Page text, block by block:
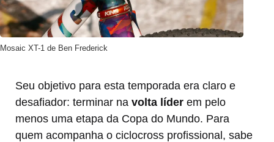
Mosaic XT-1 de Ben Frederick
Seu objetivo para esta temporada era claro e
desafiador: terminar na volta líder em pelo
menos uma etapa da Copa do Mundo. Para
quem acompanha o ciclocross profissional, sabe